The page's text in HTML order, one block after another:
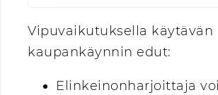
Vipuvaikutuksella käytävän
kaupankäynnin edut:
Elinkeinonharjoittaja